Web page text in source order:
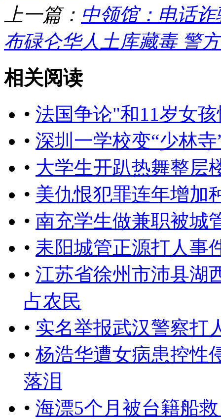
上一篇： 中领馆：电话
布碌仑华人土库藏毒 警
相关阅读
• 法国争论"和11岁女
• 深圳一学校变“少林
• 大学生开趴热舞整层
• 美仇恨犯罪连年增加
• 南充学生做兼职被城
• 耒阳城管正源打人事
• 江苏省徐州市沛县湖
占农民
• 实名举报武汉警察打
• 杨浩华遭女病患控性
落泪
• 海漂5个月被台籍船